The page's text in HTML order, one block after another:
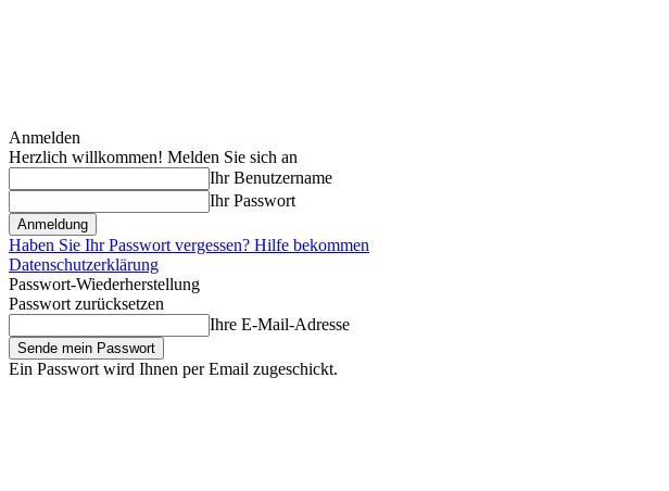
Anmelden
Herzlich willkommen! Melden Sie sich an
Ihr Benutzername
Ihr Passwort
Haben Sie Ihr Passwort vergessen? Hilfe bekommen
Datenschutzerklärung
Passwort-Wiederherstellung
Passwort zurücksetzen
Ihre E-Mail-Adresse
Ein Passwort wird Ihnen per Email zugeschickt.